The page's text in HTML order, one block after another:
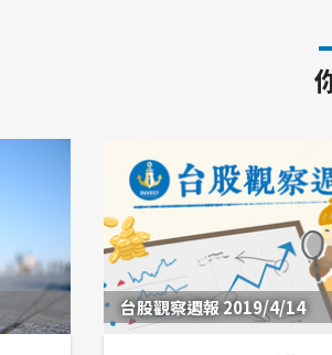
台股觀察週報 2019/4/14